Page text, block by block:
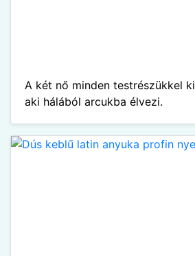
A két nő minden testrészükkel
aki hálából arcukba élvezi.